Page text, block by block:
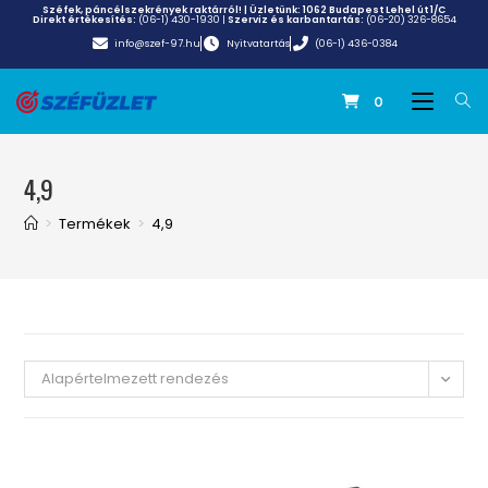
Széfek, páncélszekrények raktárról! | Üzletünk:1062 Budapest Lehel út 1/C
Direkt értékesítés: (06-1) 430-1930 | Szerviz és karbantartás: (06-20) 326-8654
info@szef-97.hu
Nyitvatartás (06-1) 436-0384
0
4,9
> Termékek > 4,9
Alapértelmezett rendezés